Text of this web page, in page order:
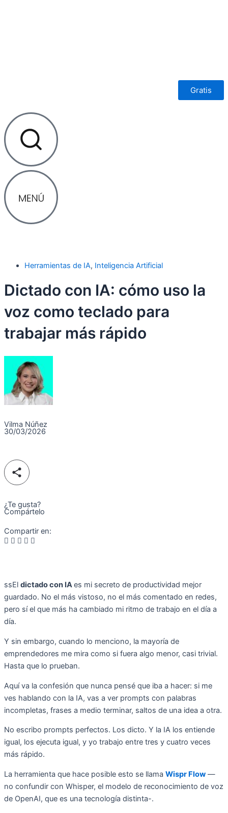
Gratis
Herramientas de IA, Inteligencia Artificial
Dictado con IA: cómo uso la
voz como teclado para
trabajar más rápido
Vilma Núñez
30/03/2026
¿Te gusta?
Compártelo
Compartir en:
ssEl dictado con IAes mi secreto de productividad mejor
guardado. No el más vistoso, no el más comentado en redes,
pero sí el que más ha cambiado mi ritmo de trabajo en el día a
día.
Y sin embargo, cuando lo menciono, la mayoría de
emprendedores me mira como si fuera algo menor, casi trivial.
Hasta que lo prueban.
Aquí va la confesión que nunca pensé que iba a hacer: si me
ves hablando con la IA, vas a ver prompts con palabras
incompletas, frases a medio terminar, saltos de una idea a otra.
No escribo prompts perfectos. Los dicto. Y la IA los entiende
igual, los ejecuta igual, y yo trabajo entre tres y cuatro veces
más rápido.
La herramienta que hace posible esto se llama Wispr Flow —
no confundir con Whisper, el modelo de reconocimiento de voz
de OpenAI, que es una tecnología distinta-.